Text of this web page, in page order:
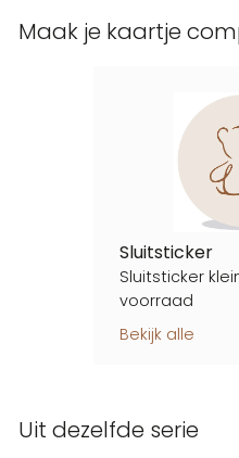
Maak je kaartje
Sluitsticker
Sluitsticker
voorraad
Bekijk alle
Uit dezelfde serie